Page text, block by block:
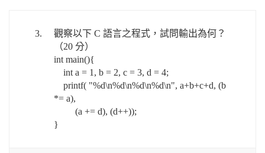
3.
觀察以下 C 語言之程式，試問輸出為何？
（20 分）
int main(){
int a = 1, b = 2, c = 3, d = 4;
printf( "%d\n%d\n%d\n%d\n", a+b+c+d, (b
*= a),
(a += d), (d++));
}